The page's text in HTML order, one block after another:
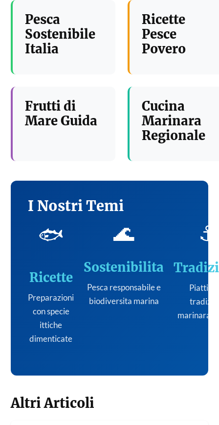
Pesca
Sostenibile
Italia
Ricette
Pesce
Povero
Frutti di
Mare Guida
Cucina
Marinara
Regionale
I Nostri Temi
🐟
Ricette
Preparazioni
con specie
ittiche
dimenticate
🌊
Sostenibilita
Pesca responsabile e
biodiversita marina
⚓
Piatti
marinara
Altri Articoli